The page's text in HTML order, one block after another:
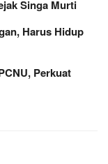
Singa Murti
Harus Hidup
Perkuat